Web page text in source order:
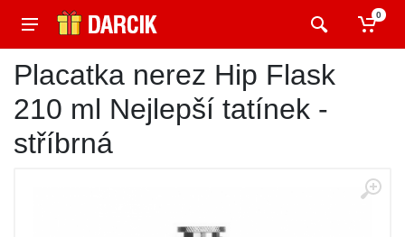
0
Placatka nerez Hip Flask
210 ml Nejlepší tatínek -
stříbrná